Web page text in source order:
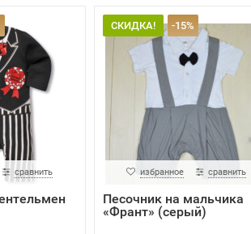
сравнить
СКИДКА! -15%
избранное сравнить
Песочник на мальчика
«Франт» (серый)